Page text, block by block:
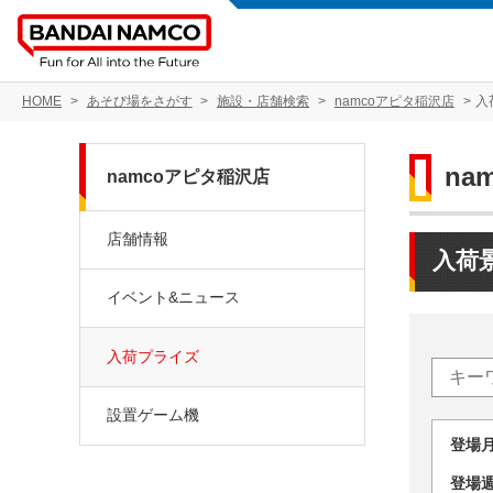
HOME あそび場をさがす 施設・店舗検索 namcoアピタ稲沢店 入
入荷
登
登
namcoアピタ稲沢店
店舗情報
イベント&ニュース
入荷プライズ
設置ゲーム機